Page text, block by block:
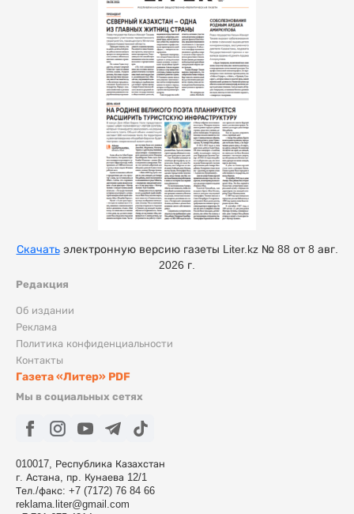
Редакция
Об издании
Реклама
Политика конфиденциальности
Контакты
Газета «Литер» PDF
Мы в социальных сетях
010017, Республика Казахстан
г. Астана, пр. Кунаева 12/1
Тел./факс: +7 (7172) 76 84 66
reklama.liter@gmail.com
Скачатьэлектронную версию газеты Liter.kz № 88 от 8 авг.
2026 г.